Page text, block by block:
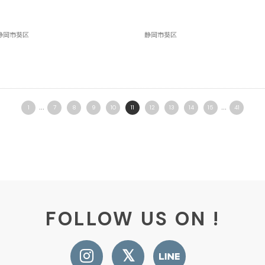
岡市葵区 静岡市葵区
1 ... 7 8 9 10 11 12 13 14 15 ... 41
FOLLOW US ON !